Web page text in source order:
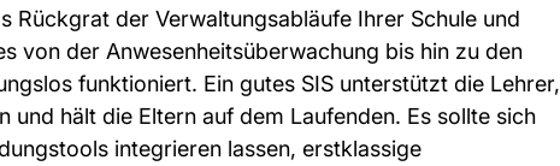
Rückgrat der Verwaltungsabläufe Ihrer Schule und
von der Anwesenheitsüberwachung bis hin zu den
funktioniert. Ein gutes SIS unterstützt die Lehrer,
und hält die Eltern auf dem Laufenden. Es sollte sich
integrieren lassen, erstklassige